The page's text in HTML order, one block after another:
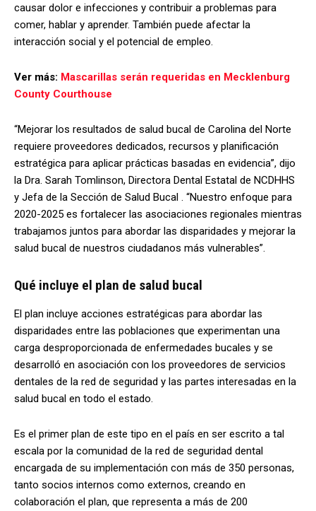
causar dolor e infecciones y contribuir a problemas para
comer, hablar y aprender. También puede afectar la
interacción social y el potencial de empleo.
Ver más: Mascarillas serán requeridas en Mecklenburg
County Courthouse
“Mejorar los resultados de salud bucal de Carolina del Norte
requiere proveedores dedicados, recursos y planificación
estratégica para aplicar prácticas basadas en evidencia”, dijo
la Dra. Sarah Tomlinson, Directora Dental Estatal de NCDHHS
y Jefa de la Sección de Salud Bucal . “Nuestro enfoque para
2020-2025 es fortalecer las asociaciones regionales mientras
trabajamos juntos para abordar las disparidades y mejorar la
salud bucal de nuestros ciudadanos más vulnerables”.
Qué incluye el plan de salud bucal
El plan incluye acciones estratégicas para abordar las
disparidades entre las poblaciones que experimentan una
carga desproporcionada de enfermedades bucales y se
desarrolló en asociación con los proveedores de servicios
dentales de la red de seguridad y las partes interesadas en la
salud bucal en todo el estado.
Es el primer plan de este tipo en el país en ser escrito a tal
escala por la comunidad de la red de seguridad dental
encargada de su implementación con más de 350 personas,
tanto socios internos como externos, creando en
colaboración el plan, que representa a más de 200